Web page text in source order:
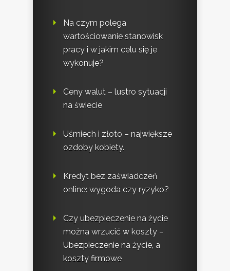
Na czym polega
wartościowanie stanowisk
pracy i w jakim celu się je
wykonuje?
Ceny walut – lustro sytuacji
na świecie
Uśmiech i złoto – największe
ozdoby kobiety.
Kredyt bez zaświadczeń
online: wygoda czy ryzyko?
Czy ubezpieczenie na życie
można wrzucić w koszty –
Ubezpieczenie na życie, a
koszty firmowe